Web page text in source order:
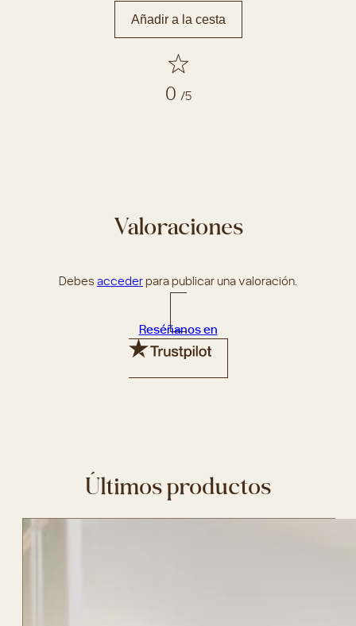
Añadir a la cesta
0 /5
Valoraciones
Debesaccederpara publicar una valoración.
Reséñanos en
Últimos productos